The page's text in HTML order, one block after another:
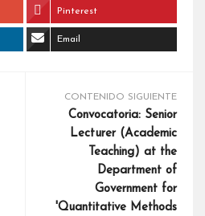
Pinterest
Email
CONTENIDO SIGUIENTE
Convocatoria: Senior
Lecturer (Academic
Teaching) at the
Department of
Government for
'Quantitative Methods